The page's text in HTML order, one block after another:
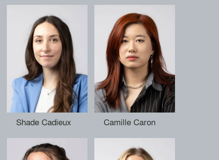
Shade Cadieux Camille Caron